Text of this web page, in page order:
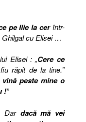
pe Ilie la cerîntr-
Ghilgal cu Elisei …
Elisei : „Cere ce
răpit de la tine.”
vină peste mine o
!”
Dar dacă mă vei